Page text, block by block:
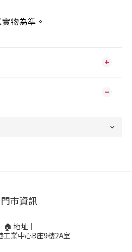
物為準。
門市資訊
🏠 地址｜
工業中心B座9樓2A室